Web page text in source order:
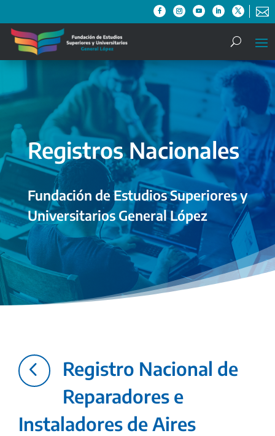

Registros Nacionales
Fundación de Estudios Superiores y
Universitarios General López
4
Registro Nacional de
Reparadores e
Instaladores de Aires